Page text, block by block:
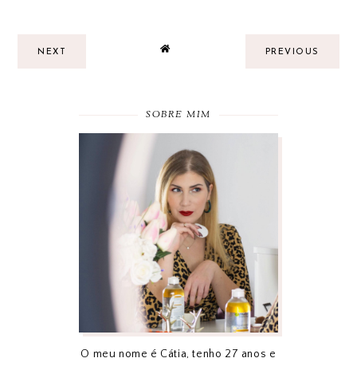
NEXT PREVIOUS
SOBRE MIM
O meu nome é Cátia, tenho 27 anos e